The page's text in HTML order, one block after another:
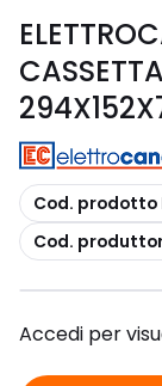
copia
Cod. prodotto
copia
Cod.
Accedi per